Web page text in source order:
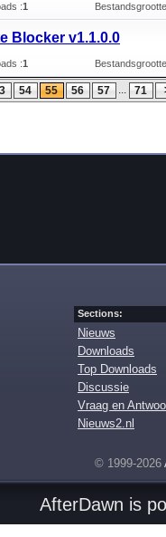
:1
Blocker v1.1.0.0
:1
54 55 56 57 ... 71
Sections:
Nieuws
Downloads
Top Downloads
Discussie
Vraag en
Nieuws2.nl
© 1999-2026
AfterDawn is